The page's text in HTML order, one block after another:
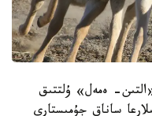
ەمەل» ۇلتتىق
ساناق جۇمىستارى